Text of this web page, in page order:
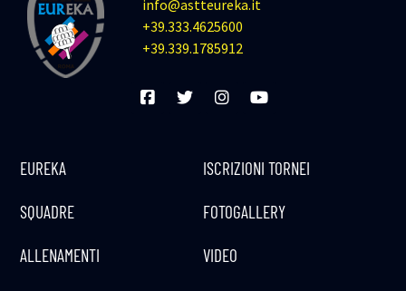
info@astteureka.it
+39.333.4625600
+39.339.1785912
EUREKA
SQUADRE
ALLENAMENTI
ISCRIZIONI TORNEI
FOTOGALLERY
VIDEO